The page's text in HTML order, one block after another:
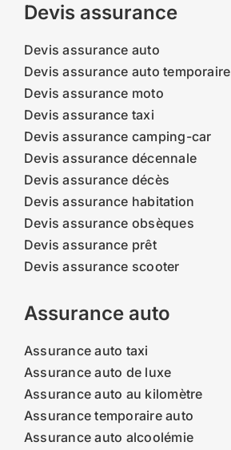
Devis assurance
Devis assurance auto
Devis assurance auto temporaire
Devis assurance moto
Devis assurance taxi
Devis assurance camping-car
Devis assurance décennale
Devis assurance décès
Devis assurance habitation
Devis assurance obsèques
Devis assurance prêt
Devis assurance scooter
Assurance auto
Assurance auto taxi
Assurance auto de luxe
Assurance auto au kilomètre
Assurance temporaire auto
Assurance auto alcoolémie